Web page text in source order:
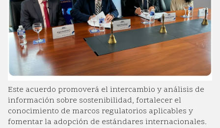
Este acuerdo promoverá el intercambio y análisis de
información sobre sostenibilidad, fortalecer el
conocimiento de marcos regulatorios aplicables y
fomentar la adopción de estándares internacionales.